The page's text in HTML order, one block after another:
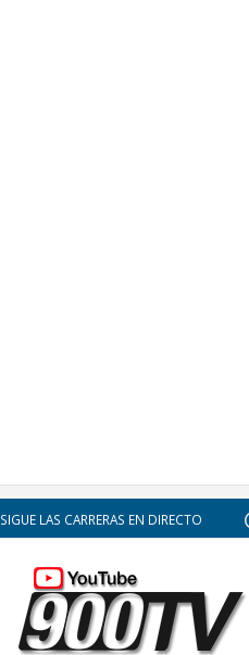
SIGUE LAS CARRERAS EN DIRECTO